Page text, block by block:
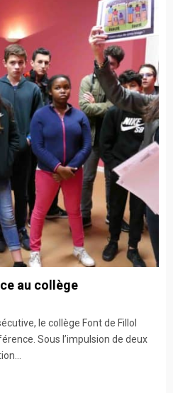
au collège
le collège Font de Fillol
Sous l’impulsion de deux